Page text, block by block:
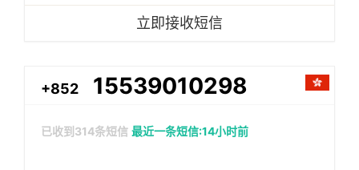
立即接收短信
+852 15539010298
已收到 314条短信 最近一条短信:14小时前